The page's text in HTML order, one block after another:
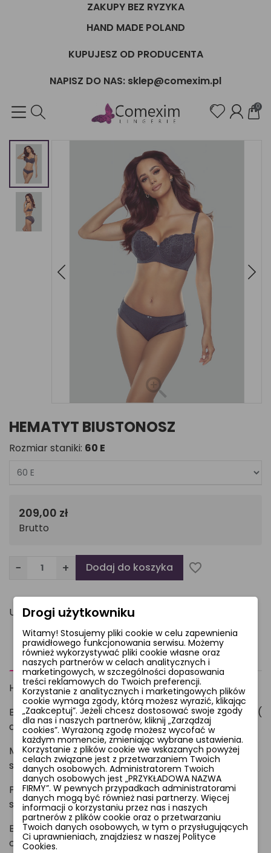
ZAKUPY BEZ RYZYKA
HAND MADE POLAND
KUPUJESZ OD PRODUCENTA
NAPISZ DO NAS: sklep@comexim.pl
0
HEMATYT BIUSTONOSZ
Rozmiar staniki: 60 E
209,00 zł
Brutto
− + Dodaj do koszyka favorite_border
Udostępnij
Opis Komentarze
HEMATYT BIUSTONOSZ
Biustonosz wykonany z delikatnej pianki w stylu 3 HC (
dwa pionowe szwy )
Miseczki wykonane z delikatnej koronki w kolorze
szarym.
Podstawa biustonosza uszyta z tiulu w kolorze
szarym .
Boczki wzmocnione elastyczna dzianiną w kolorze
czarnym .
Drogi użytkowniku
Witamy! Stosujemy pliki cookie w celu zapewnienia
prawidłowego funkcjonowania serwisu. Możemy
również wykorzystywać pliki cookie własne oraz
naszych partnerów w celach analitycznych i
marketingowych, w szczególności dopasowania
treści reklamowych do Twoich preferencji.
Korzystanie z analitycznych i marketingowych plików
cookie wymaga zgody, którą możesz wyrazić, klikając
„Zaakceptuj”. Jeżeli chcesz dostosować swoje zgody
dla nas i naszych partnerów, kliknij „Zarządzaj
cookies”. Wyrażoną zgodę możesz wycofać w
każdym momencie, zmieniając wybrane ustawienia.
Korzystanie z plików cookie we wskazanych powyżej
celach związane jest z przetwarzaniem Twoich
danych osobowych. Administratorem Twoich
danych osobowych jest „PRZYKŁADOWA NAZWA
FIRMY”. W pewnych przypadkach administratorami
danych mogą być również nasi partnerzy. Więcej
informacji o korzystaniu przez nas i naszych
partnerów z plików cookie oraz o przetwarzaniu
Twoich danych osobowych, w tym o przysługujących
Ci uprawnieniach, znajdziesz w naszej Polityce
Cookies.